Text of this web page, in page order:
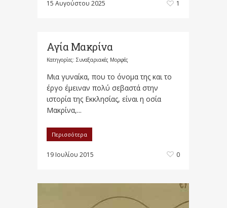
15 Αυγούστου 2025 1
Αγία Μακρίνα
Κατηγορίες: Συναξαριακές Μορφές
Μια γυναίκα, που το όνομα της και το
έργο έμειναν πολύ σεβαστά στην
ιστορία της Εκκλησίας, είναι η οσία
Μακρίνα,...
Περισσότερα
19 Ιουλίου 2015 0